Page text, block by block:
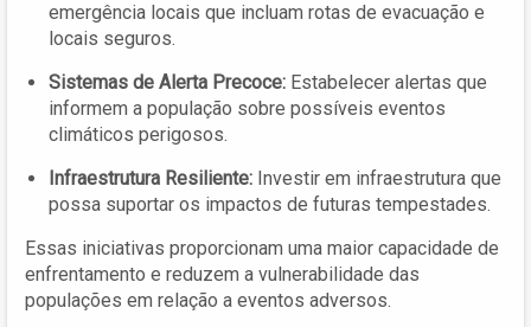
emergência locais que incluam rotas de evacuação e
locais seguros.
Sistemas de Alerta Precoce: Estabelecer alertas que
informem a população sobre possíveis eventos
climáticos perigosos.
Infraestrutura Resiliente: Investir em infraestrutura que
possa suportar os impactos de futuras tempestades.
Essas iniciativas proporcionam uma maior capacidade de
enfrentamento e reduzem a vulnerabilidade das
populações em relação a eventos adversos.